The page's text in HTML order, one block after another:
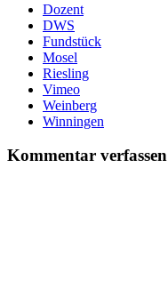
Dozent
DWS
Fundstück
Mosel
Riesling
Vimeo
Weinberg
Winningen
Kommentar verfassen